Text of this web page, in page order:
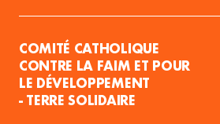
COMITÉ CATHOLIQUE
CONTRE LA FAIM ET POUR
LE DÉVELOPPEMENT
- TERRE SOLIDAIRE